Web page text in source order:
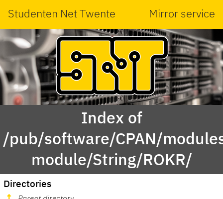
Studenten Net Twente Mirror service
Index of
/pub/software/CPAN/
module/String/ROKR/
Directories